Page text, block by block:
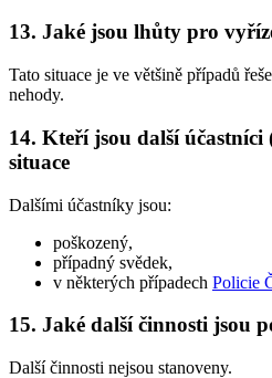
13. Jaké jsou lhůty pro
Tato situace je ve většině případů
nehody.
14. Kteří jsou další účastníci
situace
Dalšími účastníky jsou:
poškozený,
případný svědek,
v některých případech Policie
15. Jaké další činnosti jsou
Další činnosti nejsou stanoveny.